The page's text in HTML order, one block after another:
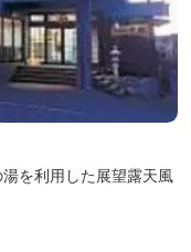
を利用した展望露天風